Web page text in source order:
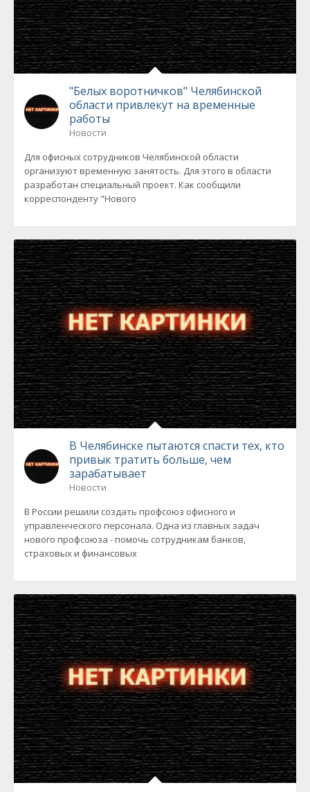
"Белых воротничков" Челябинской
области привлекут на временные
работы
Новости
Для офисных сотрудников Челябинской области
организуют временную занятость. Для этого в области
разработан специальный проект. Как сообщили
корреспонденту "Нового
В Челябинске пытаются спасти тех, кто
привык тратить больше, чем
зарабатывает
Новости
В России решили создать профсоюз офисного и
управленческого персонала. Одна из главных задач
нового профсоюза - помочь сотрудникам банков,
страховых и финансовых